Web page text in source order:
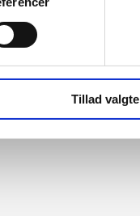
Tillad valgte